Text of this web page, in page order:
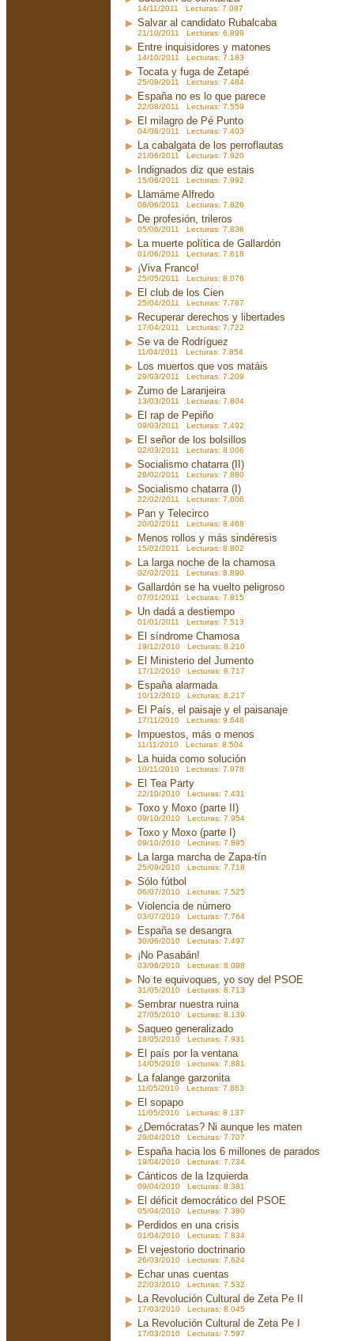
14/11/2011 Lecturas: 7.087
Salvar al candidato Rubalcaba
21/10/2011 Lecturas: 6.899
Entre inquisidores y matones
14/10/2011 Lecturas: 7.183
Tocata y fuga de Zetapé
25/09/2011 Lecturas: 7.484
España no es lo que parece
22/08/2011 Lecturas: 7.559
El milagro de Pé Punto
04/08/2011 Lecturas: 7.403
La cabalgata de los perroflautas
21/06/2011 Lecturas: 7.920
Indignados diz que estais
15/06/2011 Lecturas: 7.992
Llamáme Alfredo
08/06/2011 Lecturas: 7.826
De profesión, trileros
05/06/2011 Lecturas: 7.836
La muerte política de Gallardón
01/06/2011 Lecturas: 7.618
¡Viva Franco!
25/05/2011 Lecturas: 8.076
El club de los Cien
25/04/2011 Lecturas: 7.787
Recuperar derechos y libertades
17/04/2011 Lecturas: 7.722
Se va de Rodríguez
11/04/2011 Lecturas: 7.854
Los muertos que vos matáis
29/03/2011 Lecturas: 7.209
Zumo de Laranjeira
13/03/2011 Lecturas: 7.804
El rap de Pepiño
09/03/2011 Lecturas: 7.492
El señor de los bolsillos
02/03/2011 Lecturas: 8.006
Socialismo chatarra (II)
28/02/2011 Lecturas: 7.880
Socialismo chatarra (I)
22/02/2011 Lecturas: 7.606
Pan y Telecirco
20/02/2011 Lecturas: 8.468
Menos rollos y más sindéresis
15/02/2011 Lecturas: 8.802
La larga noche de la chamosa
02/02/2011 Lecturas: 8.890
Gallardón se ha vuelto peligroso
07/01/2011 Lecturas: 7.815
Un dadá a destiempo
01/01/2011 Lecturas: 7.513
El síndrome Chamosa
19/12/2010 Lecturas: 8.210
El Ministerio del Jumento
17/12/2010 Lecturas: 8.717
España alarmada
10/12/2010 Lecturas: 8.217
El País, el paisaje y el paisanaje
17/11/2010 Lecturas: 9.648
Impuestos, más o menos
11/11/2010 Lecturas: 8.504
La huida como solución
10/11/2010 Lecturas: 7.978
El Tea Party
22/10/2010 Lecturas: 7.431
Toxo y Moxo (parte II)
09/10/2010 Lecturas: 7.954
Toxo y Moxo (parte I)
09/10/2010 Lecturas: 7.895
La larga marcha de Zapa-tín
25/09/2010 Lecturas: 7.718
Sólo fútbol
06/07/2010 Lecturas: 7.525
Violencia de número
03/07/2010 Lecturas: 7.764
España se desangra
30/06/2010 Lecturas: 7.497
¡No Pasabán!
03/06/2010 Lecturas: 8.098
No te equivoques, yo soy del PSOE
31/05/2010 Lecturas: 8.713
Sembrar nuestra ruina
27/05/2010 Lecturas: 8.139
Saqueo generalizado
18/05/2010 Lecturas: 7.931
El país por la ventana
14/05/2010 Lecturas: 7.881
La falange garzonita
11/05/2010 Lecturas: 7.863
El sopapo
11/05/2010 Lecturas: 8.137
¿Demócratas? Ni aunque les maten
29/04/2010 Lecturas: 7.707
España hacia los 6 millones de parados
19/04/2010 Lecturas: 7.734
Cánticos de la Izquierda
09/04/2010 Lecturas: 8.381
El déficit democrático del PSOE
05/04/2010 Lecturas: 7.380
Perdidos en una crisis
01/04/2010 Lecturas: 7.834
El vejestorio doctrinario
26/03/2010 Lecturas: 7.624
Echar unas cuentas
22/03/2010 Lecturas: 7.532
La Revolución Cultural de Zeta Pe II
17/03/2010 Lecturas: 8.045
La Revolución Cultural de Zeta Pe I
17/03/2010 Lecturas: 7.597